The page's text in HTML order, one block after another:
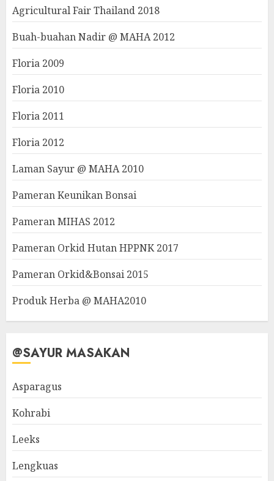
Agricultural Fair Thailand 2018
Buah-buahan Nadir @ MAHA 2012
Floria 2009
Floria 2010
Floria 2011
Floria 2012
Laman Sayur @ MAHA 2010
Pameran Keunikan Bonsai
Pameran MIHAS 2012
Pameran Orkid Hutan HPPNK 2017
Pameran Orkid&Bonsai 2015
Produk Herba @ MAHA2010
@SAYUR MASAKAN
Asparagus
Kohrabi
Leeks
Lengkuas